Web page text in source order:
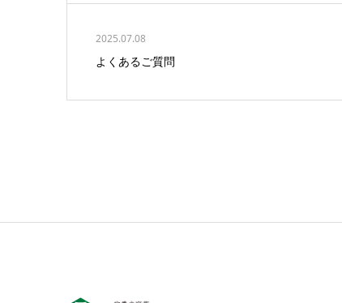
2025.07.08
よくあるご質問